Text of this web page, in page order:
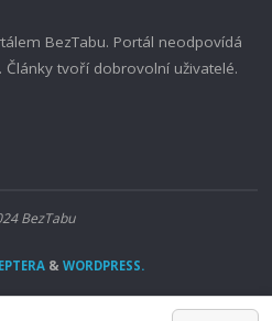
BezTabu. Portál neodpovídá
tvoří dobrovolní uživatelé.
BezTabu
& WORDPRESS.